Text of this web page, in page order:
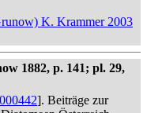
K. Krammer 2003
1882, p. 141; pl. 29,
000442]. Beiträge zur